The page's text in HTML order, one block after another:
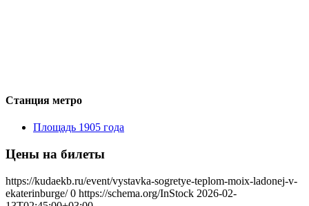
Станция метро
Площадь 1905 года
Цены на билеты
https://kudaekb.ru/event/vystavka-sogretye-teplom-moix-ladonej-v-
ekaterinburge/ 0 https://schema.org/InStock 2026-02-